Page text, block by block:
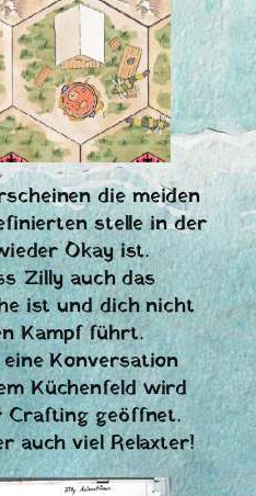
die meiden
stelle in der
Okay ist.
Zilly auch das
ist und dich nicht
Kampf führt.
Konversation
Küchenfeld wird
geöffnet.
auch viel Relaxter!